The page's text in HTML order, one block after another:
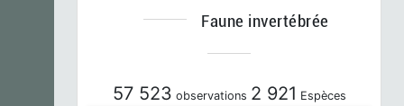
Faune invertébrée
57 523 observations 2 921 Espèces